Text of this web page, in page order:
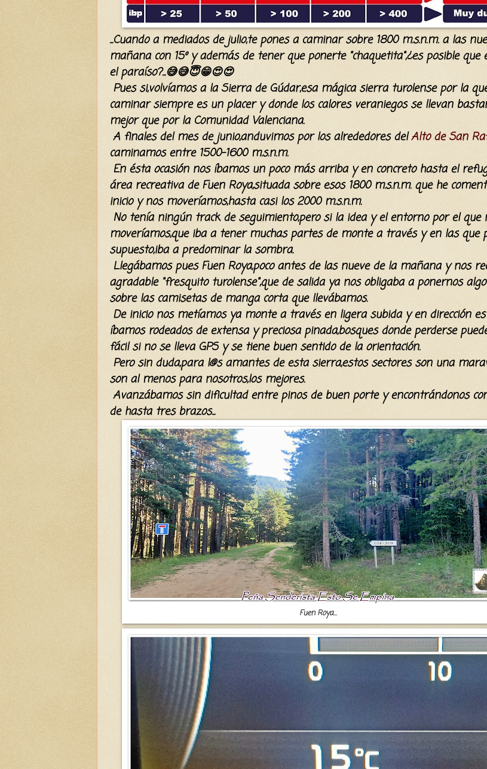
...Cuando a mediados de julio,te pones a caminar sobre 1800 m.s.n.m. a las
mañana con 15º y además de tener que ponerte "chaquetita",¿es posible que
el paraíso?...😅😅😇😁😍😍
Pues si,volvíamos a la Sierra de Gúdar,esa mágica sierra turolense por la
caminar siempre es un placer y donde los calores veraniegos se llevan
mejor que por la Comunidad Valenciana.
A finales del mes de junio,anduvimos por los alrededores delAlto de San
caminamos entre 1500-1600 m.s.n.m.
En ésta ocasión nos íbamos un poco más arriba y en concreto hasta el
área recreativa de Fuen Roya,situada sobre esos 1800 m.s.n.m. que he
inicio y nos moveríamos,hasta casi los 2000 m.s.n.m.
No tenía ningún track de seguimiento,pero si la idea y el entorno por el que
moveríamos,que iba a tener muchas partes de monte a través y en las que
supuesto,iba a predominar la sombra.
Llegábamos pues Fuen Roya,poco antes de las nueve de la mañana y nos
agradable "fresquito turolense",que de salida ya nos obligaba a ponernos
sobre las camisetas de manga corta que llevábamos.
De inicio nos metíamos ya monte a través en ligera subida y en dirección
íbamos rodeados de extensa y preciosa pinada,bosques donde perderse
fácil si no se lleva GPS y se tiene buen sentido de la orientación.
Pero sin duda,para l@s amantes de esta sierra,estos sectores son una
son al menos para nosotros,los mejores.
Avanzábamos sin dificultad entre pinos de buen porte y encontrándonos
de hasta tres brazos...
Fuen Roya...